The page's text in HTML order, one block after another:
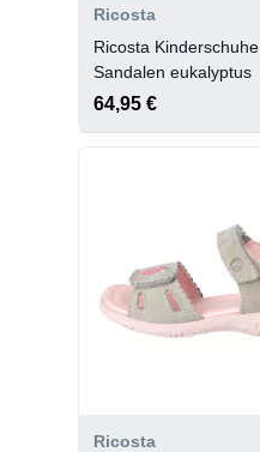
Ricosta
Ricosta Kinderschuhe
Sandalen eukalyptus
64,95 €
Ricosta